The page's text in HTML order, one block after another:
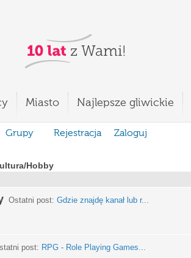
Miasto Najlepsze gliwickie
Grupy Rejestracja Zaloguj
Hobby
Ostatni post: Gdzie znajdę kanał lub r...
post: RPG - Role Playing Games...